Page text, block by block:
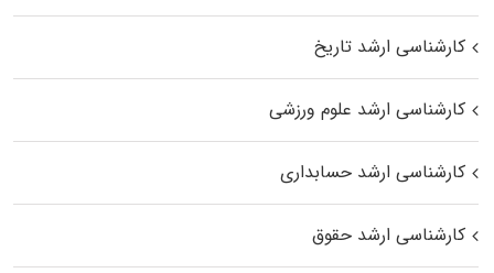
کارشناسی ارشد تاریخ
کارشناسی ارشد علوم ورزشی
کارشناسی ارشد حسابداری
کارشناسی ارشد حقوق